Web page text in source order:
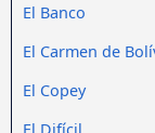
El Banco
El Carmen de
El Copey